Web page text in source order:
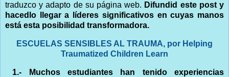
traduzco y adapto de su página web. Difundid este post y
hacedlo llegar a líderes significativos en cuyas manos
está esta posibilidad transformadora.
ESCUELAS SENSIBLES AL TRAUMA, por Helping
Traumatized Children Learn
1.-
Muchos estudiantes han tenido experiencias